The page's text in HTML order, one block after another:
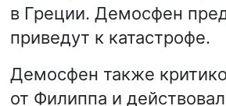
в Греции. Демосфен
приведут к катастрофе.
Демосфен также
от Филиппа и